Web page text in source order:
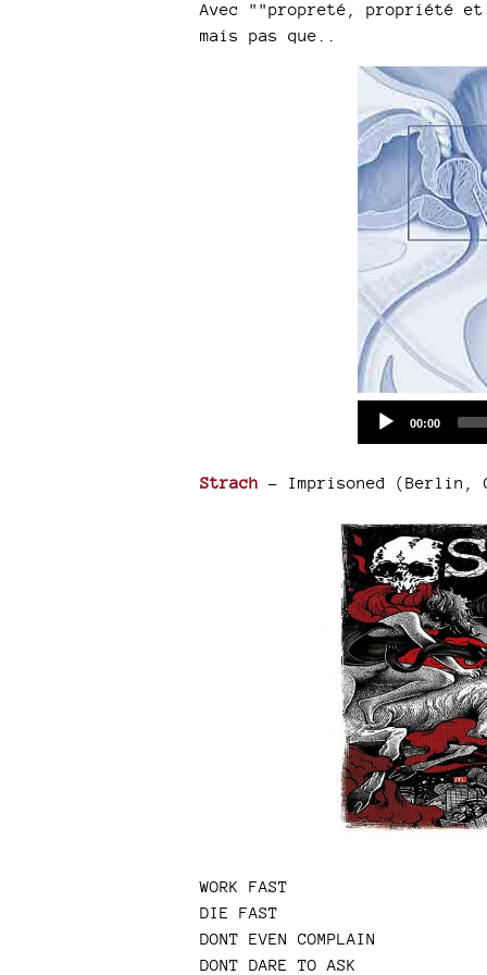
Avec ""propreté, propriété
mais pas que..
Current
00:00
Strach - Imprisoned (Berlin,
WORK FAST
DIE FAST
DONT EVEN COMPLAIN
DONT DARE TO ASK